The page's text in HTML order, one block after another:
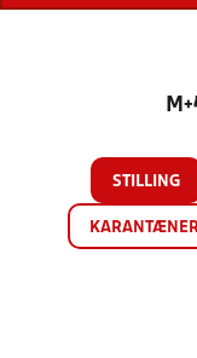
STILLING